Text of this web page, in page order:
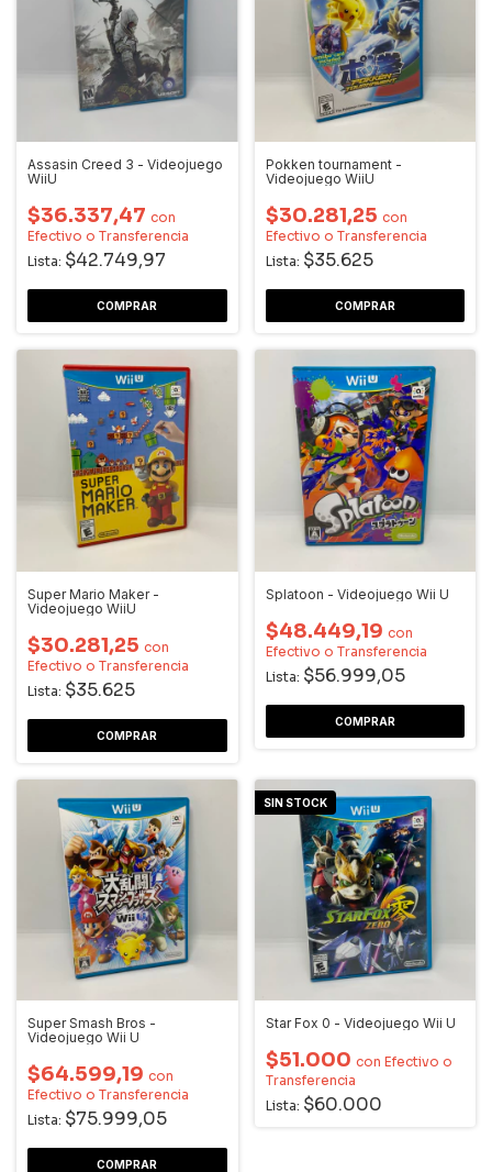
Assasin Creed 3 - Videojuego
WiiU
$36.337,47 con
Efectivo o Transferencia
Lista: $42.749,97
Pokken tournament -
Videojuego WiiU
$30.281,25 con
Efectivo o Transferencia
Lista: $35.625
Super Mario Maker -
Videojuego WiiU
$30.281,25 con
Efectivo o Transferencia
Lista: $35.625
Splatoon - Videojuego Wii U
$48.449,19 con
Efectivo o Transferencia
Lista: $56.999,05
Super Smash Bros -
Videojuego Wii U
$64.599,19 con
Efectivo o Transferencia
Lista: $75.999,05
SIN STOCK
Star Fox 0 - Videojuego Wii U
$51.000 con Efectivo o
Transferencia
Lista: $60.000